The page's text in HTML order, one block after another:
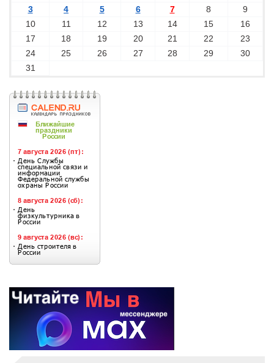
3
4 5 6 7 8
9
10
11 12 13 14 15
16
17
18 19 20 21 22
23
24
25 26 27 28 29
30
31